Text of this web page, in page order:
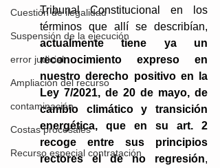
Cuestión de ilegalidad
Suspensión de la ejecución
error judicial
Ampliación del recurso
contaminación
Costas procesales
Recurso especial contratación
Tribunal Constitucional en los
actualmente tiene ya un
reconocimiento expreso en
nuestro derecho positivo en la
Ley 7/2021, de 20 de mayo, de
cambio climático y transición
energética, que en su art. 2
recoge entre sus principios
rectores el de no regresión,